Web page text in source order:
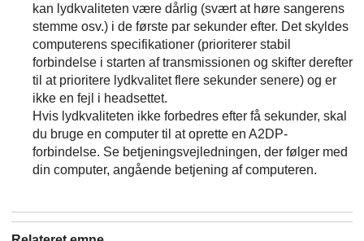
kan lydkvaliteten være dårlig (svært at høre sangerens
stemme osv.) i de første par sekunder efter. Det skyldes
computerens specifikationer (prioriterer stabil
forbindelse i starten af transmissionen og skifter derefter
til at prioritere lydkvalitet flere sekunder senere) og er
ikke en fejl i headsettet.
Hvis lydkvaliteten ikke forbedres efter få sekunder, skal
du bruge en computer til at oprette en A2DP-
forbindelse. Se betjeningsvejledningen, der følger med
din computer, angående betjening af computeren.